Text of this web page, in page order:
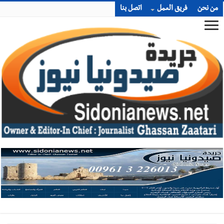
من نحن فريق العمل اتصل بنا